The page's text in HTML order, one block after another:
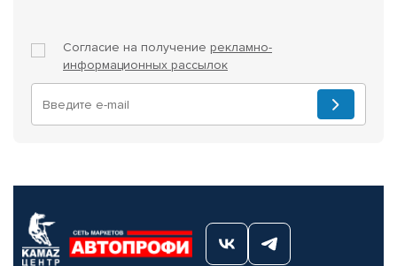
Согласие на получение рекламно-
информационных рассылок